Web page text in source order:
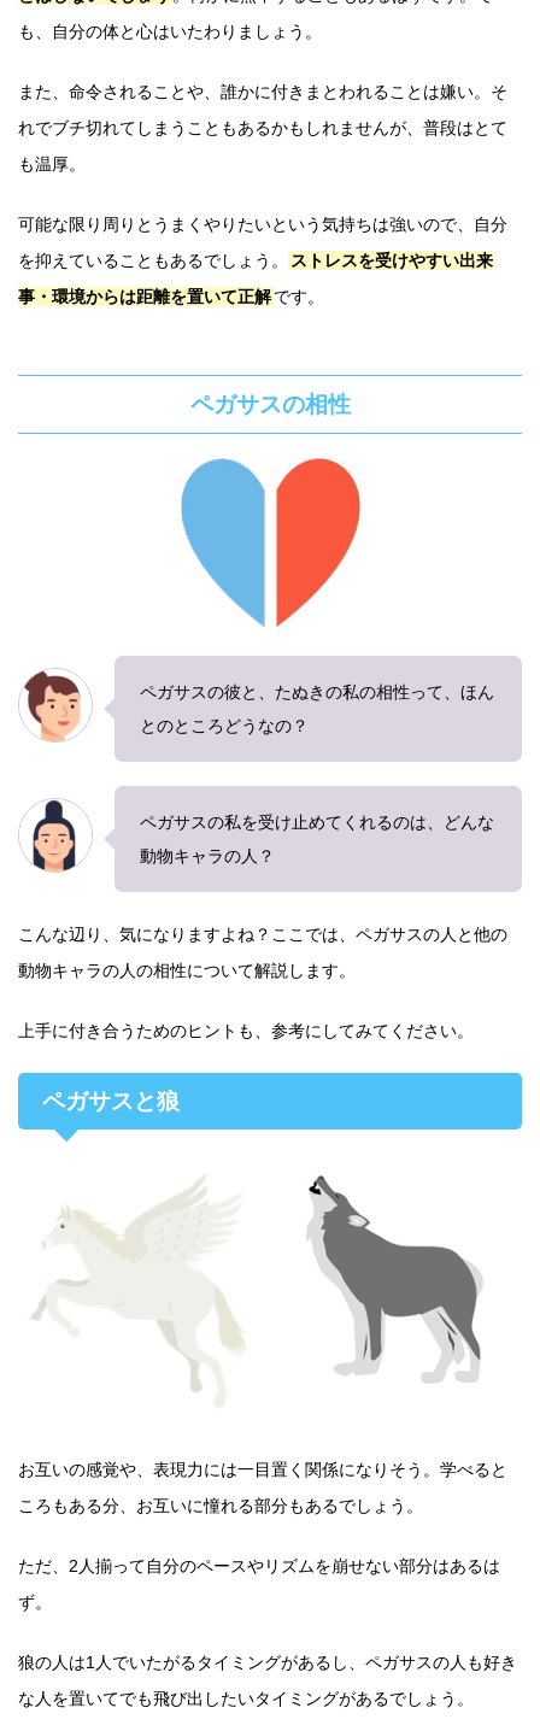
も、自分の体と心はいたわりましょう。
また、命令されることや、誰かに付きまとわれることは嫌い。そ
れでブチ切れてしまうこともあるかもしれませんが、普段はとて
も温厚。
可能な限り周りとうまくやりたいという気持ちは強いので、自分
を抑えていることもあるでしょう。
ストレスを受けやすい出来
事・環境からは距離を置いて正解です。
ペガサスの相性
ペガサスの彼と、たぬきの私の相性って、ほん
とのところどうなの？
ペガサスの私を受け止めてくれるのは、どんな
動物キャラの人？
こんな辺り、気になりますよね？ここでは、ペガサスの人と他の
動物キャラの人の相性について解説します。
上手に付き合うためのヒントも、参考にしてみてください。
ペガサスと狼
お互いの感覚や、表現力には一目置く関係になりそう。学べると
ころもある分、お互いに憧れる部分もあるでしょう。
ただ、2人揃って自分のペースやリズムを崩せない部分はあるは
ず。
狼の人は1人でいたがるタイミングがあるし、ペガサスの人も好き
な人を置いてでも飛び出したいタイミングがあるでしょう。